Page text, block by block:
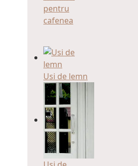
pentru
cafenea
Usi de lemn